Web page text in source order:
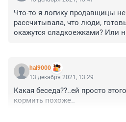
Что-то я логику продавщицы
рассчитывала, что люди,
окажутся сладкоежками? Или
hal9000
13 декабря 2021, 13:29
Какая беседа??..ей просто
кормить похоже..